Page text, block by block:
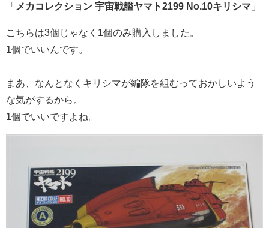
「 メカコレクション 宇宙戦艦ヤマト2199 No.10キリシマ 」
こちらは3個じゃなく1個のみ購入しました。
1個でいいんです。
まあ、なんとなくキリシマが編隊を組むっておかしいよう
な気がするから。
1個でいいですよね。